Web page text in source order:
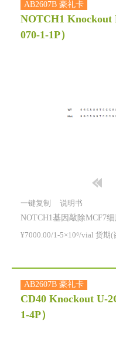
AB2607B 豪礼卡
NOTCH1 Knockout
070-1-1P）
一键复制 说明书
NOTCH1基因敲除MCF7
¥7000.00/1-5×10⁶/vial 货期(
AB2607B 豪礼卡
CD40 Knockout U-
1-4P）